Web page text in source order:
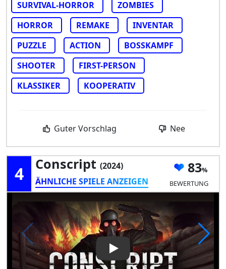
SURVIVAL-HORROR
ZOMBIES
HORROR
REMAKE
INVENTAR
PUZZLE
ACTION
BOSSKAMPF
SHOOTER
FIRST-PERSON
KLASSIKER
KOOPERATIV
Guter Vorschlag Nee
4 Conscript (2024)
ÄHNLICHE SPIELE ANZEIGEN
83
BEWERTUNG
Play Video: Conscript